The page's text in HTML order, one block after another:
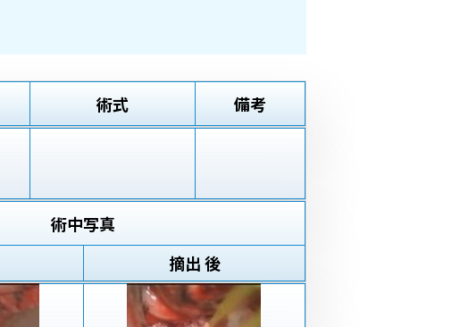
術式 備考
術中写真
摘出 後